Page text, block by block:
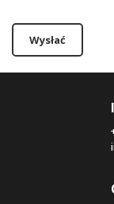
Wysłać